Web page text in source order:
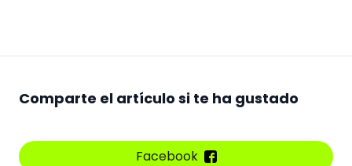
Comparte el artículo si te ha gustado
Facebook